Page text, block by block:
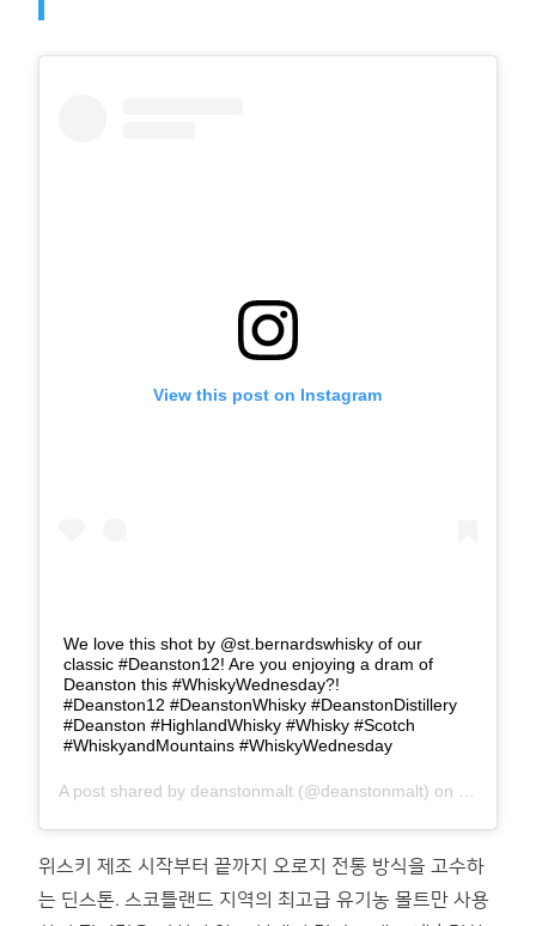
View this post on Instagram
We love this shot by @st.bernardswhisky of our
classic #Deanston12! Are you enjoying a dram of
Deanston this #WhiskyWednesday?!⠀ ⠀
#Deanston12 #DeanstonWhisky #DeanstonDistillery
#Deanston #HighlandWhisky #Whisky #Scotch
#WhiskyandMountains #WhiskyWednesday
A post shared by deanstonmalt (@deanstonmalt) on
위스키 제조 시작부터 끝까지 오로지 전통 방식을 고수하
는 딘스톤. 스코틀랜드 지역의 최고급 유기농 몰트만 사용